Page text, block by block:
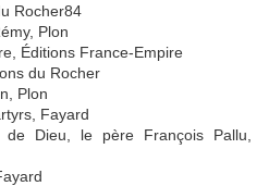
Rocher84
Plon
Éditions France-Empire
du Rocher
Plon
Fayard
Dieu, le père François Pallu,